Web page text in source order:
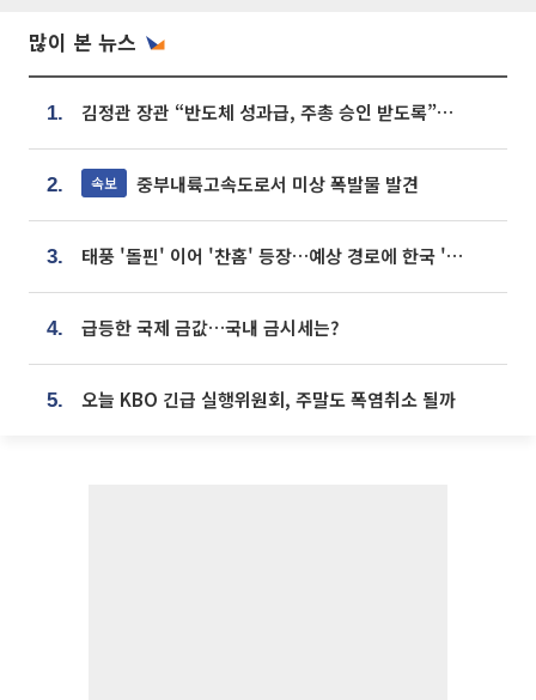
많이 본 뉴스
1. 김정관 장관 “반도체 성과급, 주총 승인 받도록”…상법·자본시장법 개정 시사
2. 속보 중부내륙고속도로서 미상 폭발물 발견
3. 태풍 '돌핀' 이어 '찬홈' 등장…예상 경로에 한국 '한숨'
4. 급등한 국제 금값…국내 금시세는?
5. 오늘 KBO 긴급 실행위원회, 주말도 폭염취소 될까